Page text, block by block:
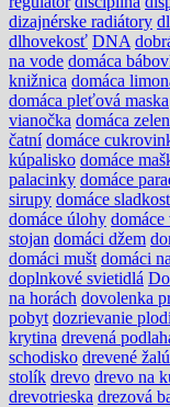
dizajnérske radiátory
dlhovekosť DNA
na vode domáca
knižnica domáca
domáca pleťová maska
vianočka domáca
čatní domáce
kúpalisko domáce
palacinky domáce
sirupy domáce
domáce úlohy domáce
stojan domáci džem
domáci mušt domáci
doplnkové svietidlá
na horách dovolenka
pobyt dozrievanie
krytina drevená
schodisko drevené
stolík drevo drevo na
drevotrieska drezová